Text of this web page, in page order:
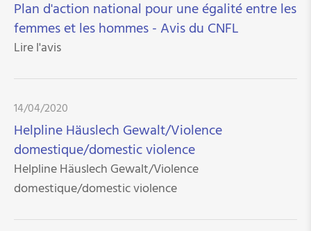
Plan d'action national pour une égalité entre les
femmes et les hommes - Avis du CNFL
Lire l'avis
14/04/2020
Helpline Häuslech Gewalt/Violence
domestique/domestic violence
Helpline Häuslech Gewalt/Violence
domestique/domestic violence